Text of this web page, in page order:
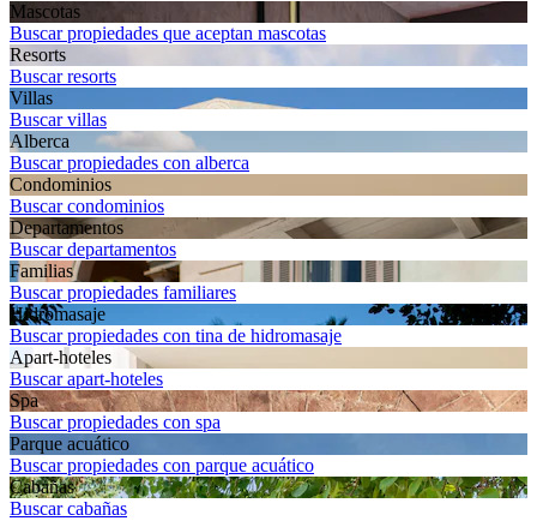
Mascotas
Buscar propiedades que aceptan mascotas
Resorts
Buscar resorts
Villas
Buscar villas
Alberca
Buscar propiedades con alberca
Condominios
Buscar condominios
Departa­mentos
Buscar departamentos
Familias
Buscar propiedades familiares
Hidromasaje
Buscar propiedades con tina de hidromasaje
Apart-hoteles
Buscar apart-hoteles
Spa
Buscar propiedades con spa
Parque acuático
Buscar propiedades con parque acuático
Cabañas
Buscar cabañas